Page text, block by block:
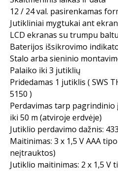
12 / 24 val. pasirenkamas
Jutikliniai mygtukai ant
LCD ekranas su trumpu
Baterijos išsikrovimo
Stalo arba sieninio
Palaiko iki 3 jutiklių
Pridedamas 1 jutiklis ( SWS
5150 )
Perdavimas tarp
iki 50 m (atviroje erdvėje)
Jutiklio perdavimo dažnis:
Maitinimas: 3 x 1,5 V AAA
neįtrauktos)
Jutiklio maitinimas: 2 x 1,5 V